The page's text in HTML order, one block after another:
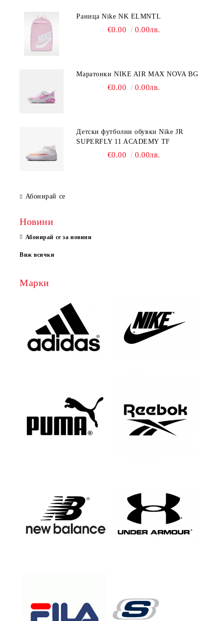
Раница Nike NK ELMNTL
€0.00 0.00лв.
Mаратонки NIKE AIR MAX NOVA BG
€0.00 0.00лв.
Детски футболни обувки Nike JR
SUPERFLY 11 ACADEMY TF
€0.00 0.00лв.
Абонирай се
Новини
Абонирай се за новини
Виж всички
Марки